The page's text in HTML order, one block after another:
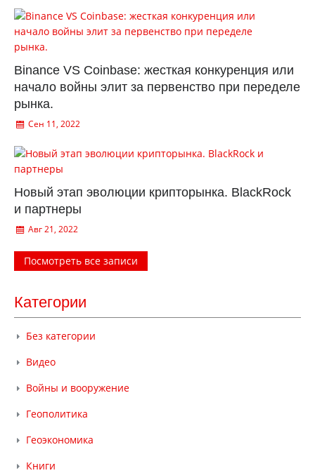
Binance VS Coinbase: жесткая конкуренция или
начало войны элит за первенство при переделе
рынка.
Сен 11, 2022
Новый этап эволюции крипторынка. BlackRock
и партнеры
Авг 21, 2022
Посмотреть все записи
Категории
Без категории
Видео
Войны и вооружение
Геополитика
Геоэкономика
Книги